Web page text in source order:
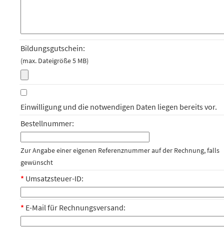
Bildungsgutschein:
(max. Dateigröße 5 MB)
Einwilligung und die notwendigen Daten liegen bereits vor.
Bestellnummer:
Zur Angabe einer eigenen Referenznummer auf der Rechnung, falls
gewünscht
* Umsatzsteuer-ID:
* E-Mail für Rechnungsversand: